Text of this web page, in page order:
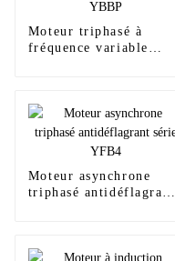
Moteur triphasé à
fréquence variable
Moteur asynchrone
triphasé antidéflagrant